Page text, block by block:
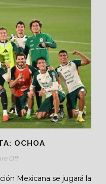
OCHOA
Off
Mexicana se jugará la